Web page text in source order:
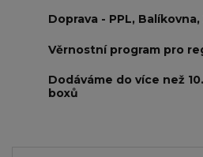
Doprava - PPL,
Věrnostní program pro
Dodáváme do více než
boxů